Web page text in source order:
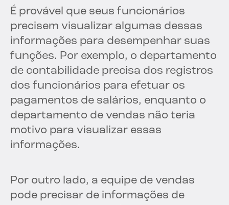
É provável que seus funcionários
precisem visualizar algumas dessas
informações para desempenhar suas
funções. Por exemplo, o departamento
de contabilidade precisa dos registros
dos funcionários para efetuar os
pagamentos de salários, enquanto o
departamento de vendas não teria
motivo para visualizar essas
informações.
Por outro lado, a equipe de vendas
pode precisar de informações de